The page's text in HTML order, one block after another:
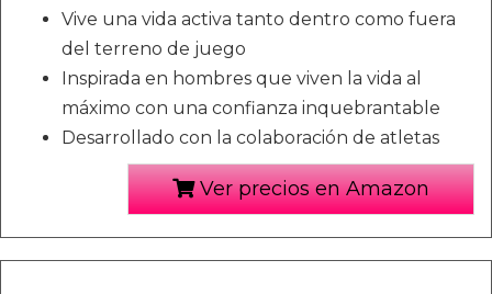
Vive una vida activa tanto dentro como fuera
del terreno de juego
Inspirada en hombres que viven la vida al
máximo con una confianza inquebrantable
Desarrollado con la colaboración de atletas
Ver precios en Amazon